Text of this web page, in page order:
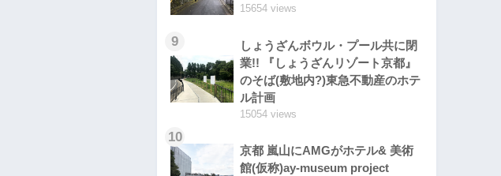
15654 views
9
しょうざんボウル・プール共に閉
業!! 『しょうざんリゾート京都』
のそば(敷地内?)東急不動産のホテ
ル計画
15054 views
10
京都 嵐山にAMGがホテル& 美術
館(仮称)ay-museum project